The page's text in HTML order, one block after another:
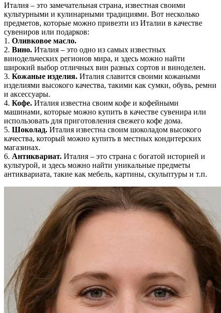
Италия – это замечательная страна, известная своими
культурными и кулинарными традициями. Вот несколько
предметов, которые можно привезти из Италии в качестве
сувениров или подарков:
1. Оливковое масло.
2. Вино. Италия – это одно из самых известных
винодельческих регионов мира, и здесь можно найти
широкий выбор отличных вин разных сортов и виноделен.
3. Кожаные изделия. Италия славится своими кожаными
изделиями высокого качества, такими как сумки, обувь, ремни
и аксессуары.
4. Кофе. Италия известна своим кофе и кофейными
машинами, которые можно купить в качестве сувенира или
использовать для приготовления свежего кофе дома.
5. Шоколад. Италия известна своим шоколадом высокого
качества, который можно купить в местных кондитерских
магазинах.
6. Антиквариат. Италия – это страна с богатой историей и
культурой, и здесь можно найти уникальные предметы
антиквариата, такие как мебель, картины, скульптуры и т.п.